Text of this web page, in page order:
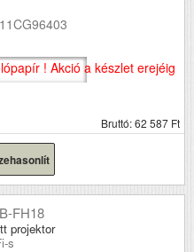
! Akció a készlet erejéig
Bruttó: 62 587 Ft
FH18
projektor
s